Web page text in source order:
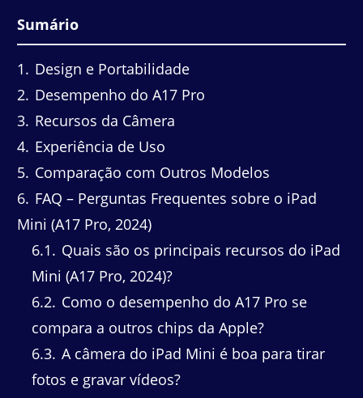
Sumário
1
Design e Portabilidade
2 Desempenho do A17 Pro
3 Recursos da Câmera
4 Experiência de Uso
5 Comparação com Outros Modelos
6 FAQ – Perguntas Frequentes sobre o iPad
Mini (A17 Pro, 2024)
6.1
Quais são os principais recursos do iPad
Mini (A17 Pro, 2024)?
6.2 Como o desempenho do A17 Pro se
compara a outros chips da Apple?
6.3 A câmera do iPad Mini é boa para tirar
fotos e gravar vídeos?